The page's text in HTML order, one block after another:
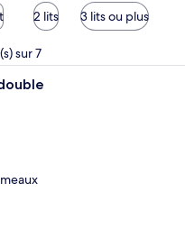
2 lits 3 lits ou plus
sur 7
Une chambre